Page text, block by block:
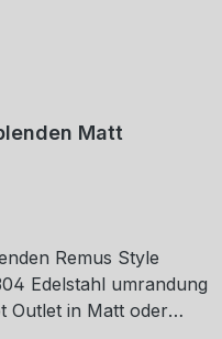
Matt
Remus Style
Edelstahl umrandung
Outlet in Matt oder